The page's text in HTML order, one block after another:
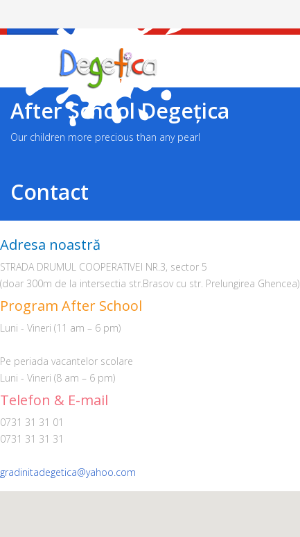
After School Degețica
Our children more precious than any pearl
Contact
Adresa noastră
STRADA DRUMUL COOPERATIVEI NR.3, sector 5
(doar 300m de la intersectia str.Brasov cu str. Prelungirea Ghencea)
Program After School
Luni - Vineri (11 am – 6 pm)
Pe periada vacantelor scolare
Luni - Vineri (8 am – 6 pm)
Telefon & E-mail
0731 31 31 01
0731 31 31 31
gradinitadegetica@yahoo.com